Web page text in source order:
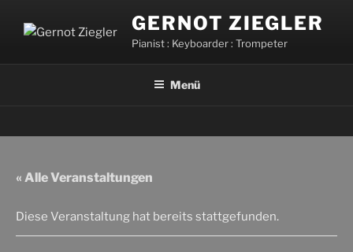
Inhalt
GERNOT ZIEGLER
Pianist : Keyboarder : Trompeter
Menü
« Alle Veranstaltungen
Diese Veranstaltung hat bereits stattgefunden.